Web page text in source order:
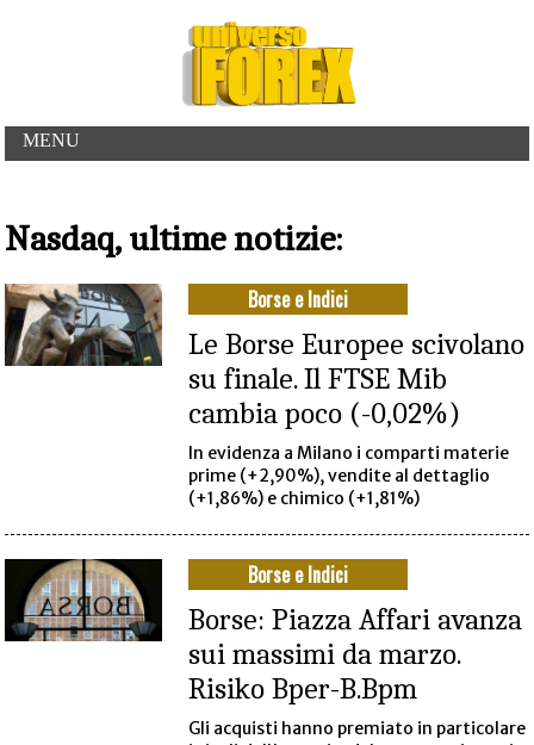
MENU
Nasdaq, ultime notizie:
Borse e Indici
Le Borse Europee scivolano
su finale. Il FTSE Mib
cambia poco (-0,02%)
In evidenza a Milano i comparti materie
prime (+2,90%), vendite al dettaglio
(+1,86%) e chimico (+1,81%)
Borse e Indici
Borse: Piazza Affari avanza
sui massimi da marzo.
Risiko Bper-B.Bpm
Gli acquisti hanno premiato in particolare